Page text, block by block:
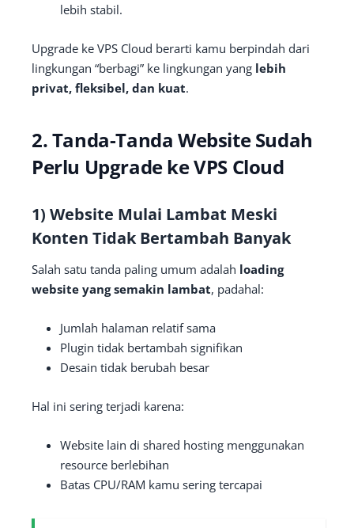
lebih stabil.
Upgrade ke VPS Cloud berarti kamu berpindah dari
lingkungan “berbagi” ke lingkungan yang lebih
privat, fleksibel, dan kuat.
2. Tanda-Tanda Website Sudah
Perlu Upgrade ke VPS Cloud
1) Website Mulai Lambat Meski
Konten Tidak Bertambah Banyak
Salah satu tanda paling umum adalah loading
website yang semakin lambat, padahal:
Jumlah halaman relatif sama
Plugin tidak bertambah signifikan
Desain tidak berubah besar
Hal ini sering terjadi karena:
Website lain di shared hosting menggunakan
resource berlebihan
Batas CPU/RAM kamu sering tercapai